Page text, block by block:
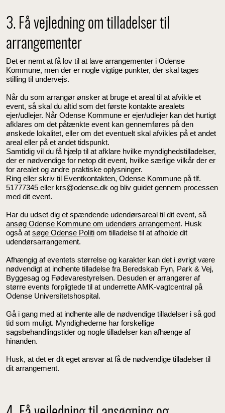
3. Få vejledning om tilladelser til
arrangementer
Det er nemt at få lov til at lave arrangementer i Odense
Kommune, men der er nogle vigtige punkter, der skal tages
stilling til undervejs.
Når du som arrangør ønsker at bruge et areal til at afvikle et
event, så skal du altid som det første kontakte arealets
ejer/udlejer. Når Odense Kommune er ejer/udlejer kan det hurtigt
afklares om det påtænkte event kan gennemføres på den
ønskede lokalitet, eller om det eventuelt skal afvikles på et andet
areal eller på et andet tidspunkt.
Samtidig vil du få hjælp til at afklare hvilke myndighedstilladelser,
der er nødvendige for netop dit event, hvilke særlige vilkår der er
for arealet og andre praktiske oplysninger.
Ring eller skriv til Eventkontakten, Odense Kommune på tlf.
51777345 eller krs@odense.dk og bliv guidet gennem processen
med dit event.
Har du udset dig et spændende udendørsareal til dit event, så
ansøg Odense Kommune om udendørs arrangement. Husk
også at søge Odense Politi om tilladelse til at afholde dit
udendørsarrangement.
Afhængig af eventets størrelse og karakter kan det i øvrigt være
nødvendigt at indhente tilladelse fra Beredskab Fyn, Park & Vej,
Byggesag og Fødevarestyrelsen. Desuden er arrangører af
større events forpligtede til at underrette AMK-vagtcentral på
Odense Universitetshospital.
Gå i gang med at indhente alle de nødvendige tilladelser i så god
tid som muligt. Myndighederne har forskellige
sagsbehandlingstider og nogle tilladelser kan afhænge af
hinanden.
Husk, at det er dit eget ansvar at få de nødvendige tilladelser til
dit arrangement.